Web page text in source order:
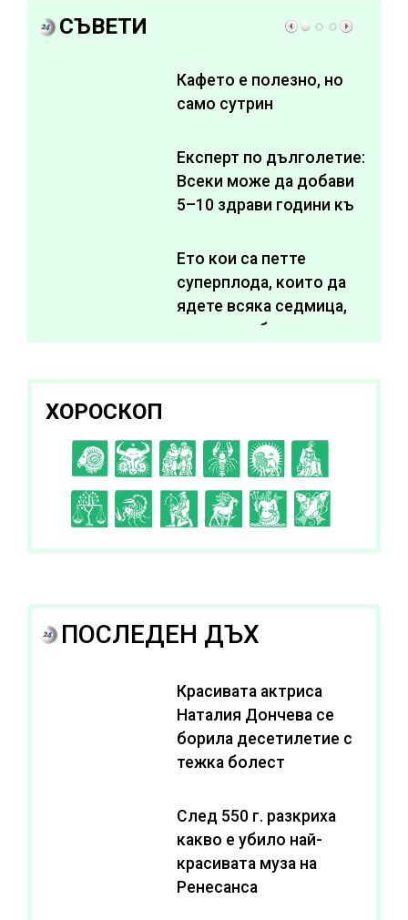
СЪВЕТИ
Кафето е полезно, но
само сутрин
Експерт по дълголетие:
Всеки може да добави
5–10 здрави години към
Ето кои са петте
суперплода, които да
ядете всяка седмица,
за да подобрите
ХОРОСКОП
C D EFGH
I J K L A B
ПОСЛЕДЕН ДЪХ
Красивата актриса
Наталия Дончева се
борила десетилетие с
тежка болест
След 550 г. разкриха
какво е убило най-
красивата муза на
Ренесанса